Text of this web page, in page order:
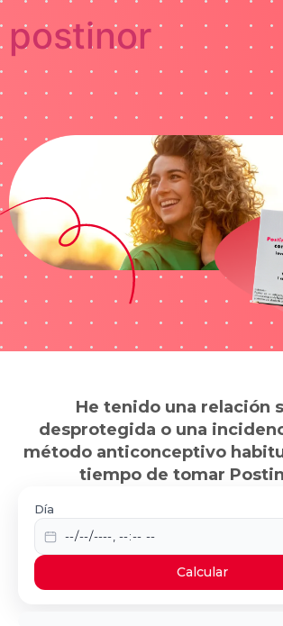
postinor
He tenido una relación
desprotegida o una
método anticonceptivo
tiempo de tomar
Día
Calcular